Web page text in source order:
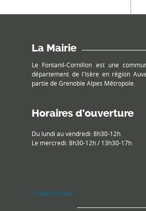
La Mairie
Le Fontanil-Cornillon est une
département de l'Isère en région
partie de Grenoble Alpes Métropole.
Horaires d’ouverture
Du lundi au vendredi: 8h30-12h
Le mercredi: 8h30-12h / 13h30-17h
Le plan du site